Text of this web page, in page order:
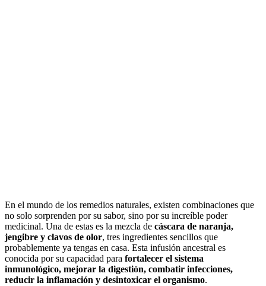
En el mundo de los remedios naturales, existen combinaciones que
no solo sorprenden por su sabor, sino por su increíble poder
medicinal. Una de estas es la mezcla de cáscara de naranja,
jengibre y clavos de olor, tres ingredientes sencillos que
probablemente ya tengas en casa. Esta infusión ancestral es
conocida por su capacidad para fortalecer el sistema
inmunológico, mejorar la digestión, combatir infecciones,
reducir la inflamación y desintoxicar el organismo.